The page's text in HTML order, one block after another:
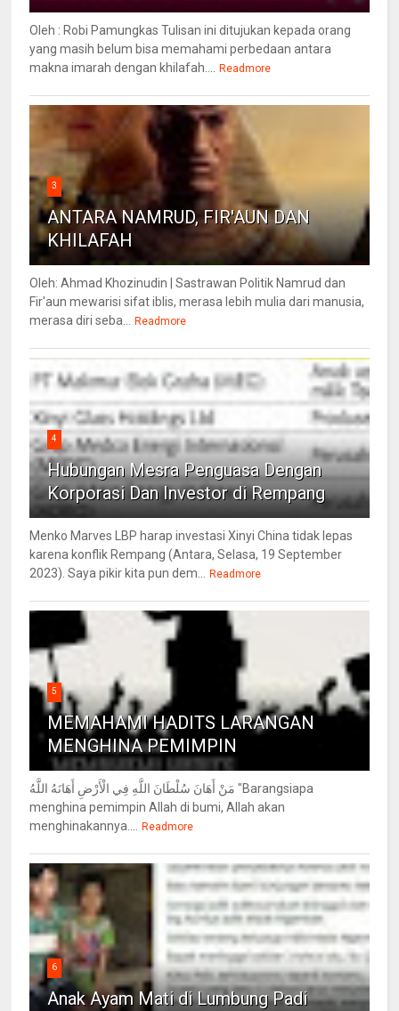
Oleh : Robi Pamungkas Tulisan ini ditujukan kepada orang
yang masih belum bisa memahami perbedaan antara
makna imarah dengan khilafah.... Readmore
3
ANTARA NAMRUD, FIR'AUN DAN
KHILAFAH
Oleh: Ahmad Khozinudin | Sastrawan Politik Namrud dan
Fir'aun mewarisi sifat iblis, merasa lebih mulia dari manusia,
merasa diri seba... Readmore
4
Hubungan Mesra Penguasa Dengan
Korporasi Dan Investor di Rempang
Menko Marves LBP harap investasi Xinyi China tidak lepas
karena konflik Rempang (Antara, Selasa, 19 September
2023). Saya pikir kita pun dem... Readmore
5
MEMAHAMI HADITS LARANGAN
MENGHINA PEMIMPIN
مَنْ أَهَانَ سُلْطَانَ اللَّهِ فِي الْأَرْضِ أَهَانَهُ اللَّهُ "Barangsiapa
menghina pemimpin Allah di bumi, Allah akan
menghinakannya.... Readmore
6
Anak Ayam Mati di Lumbung Padi